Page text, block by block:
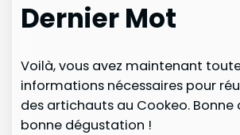
Dernier Mot
Voilà, vous avez maintenant
informations nécessaires pour
des artichauts au Cookeo. Bonne
bonne dégustation !